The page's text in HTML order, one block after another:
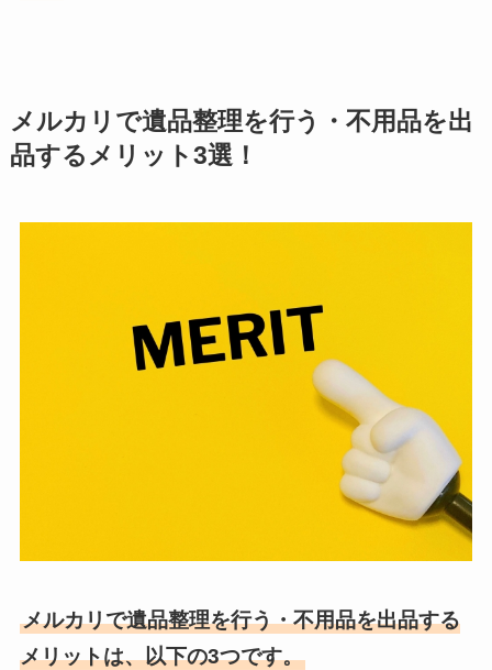
メルカリで遺品整理を行う・不用品を出
品するメリット3選！
メルカリで遺品整理を行う・不用品を出品する
メリットは、以下の3つです。